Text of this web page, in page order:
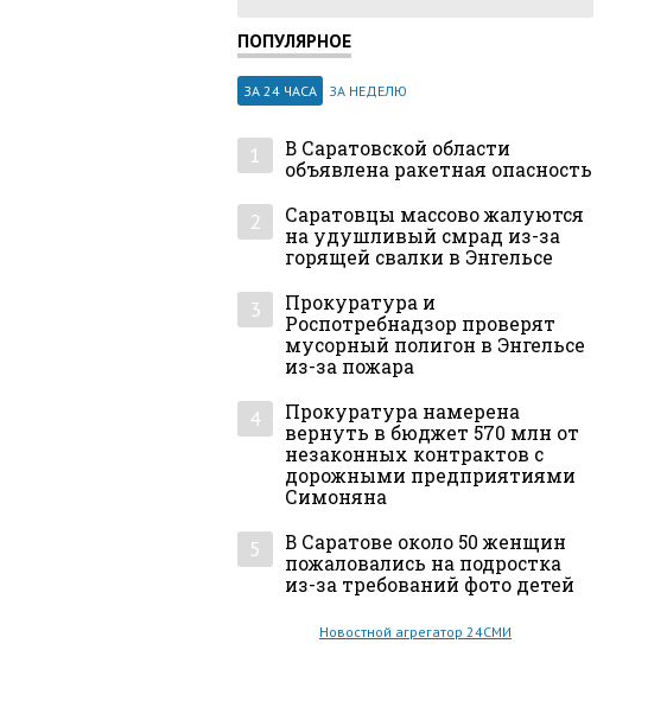
ПОПУЛЯРНОЕ
ЗА 24 ЧАСА ЗА НЕДЕЛЮ
1
В Саратовской области
объявлена ракетная опасность
2
Саратовцы массово жалуются
на удушливый смрад из-за
горящей свалки в Энгельсе
3
Прокуратура и
Роспотребнадзор проверят
мусорный полигон в Энгельсе
из-за пожара
4
Прокуратура намерена
вернуть в бюджет 570 млн от
незаконных контрактов с
дорожными предприятиями
Симоняна
5
В Саратове около 50 женщин
пожаловались на подростка
из-за требований фото детей
Новостной агрегатор 24СМИ